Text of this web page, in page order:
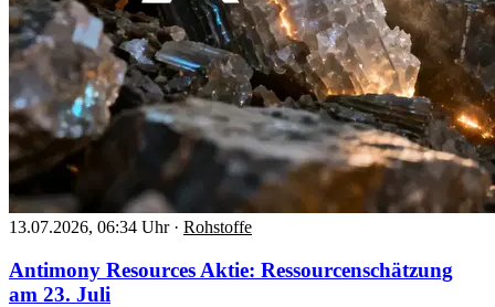
13.07.2026, 06:34 Uhr · Rohstoffe
Antimony Resources Aktie: Ressourcenschätzung
am 23. Juli